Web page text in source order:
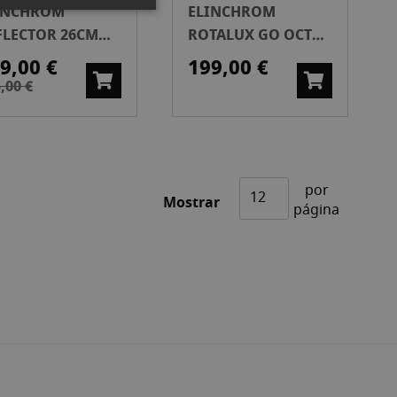
26CM
€
€
ELINCHROM
ROTALUX GO OCTA
60CM
199,00 €
Mostrar
por
página